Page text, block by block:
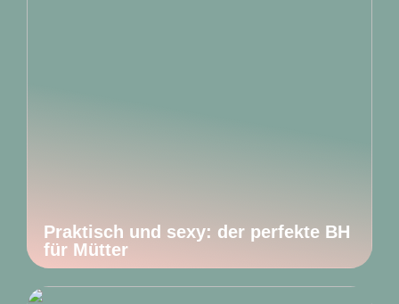
Praktisch und sexy: der perfekte BH
für Mütter